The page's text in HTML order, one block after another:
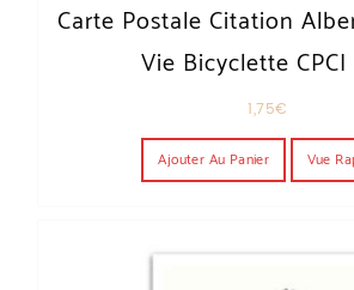
Carte Postale Citation
Vie Bicyclette
1,75€
Ajouter Au Panier Vue